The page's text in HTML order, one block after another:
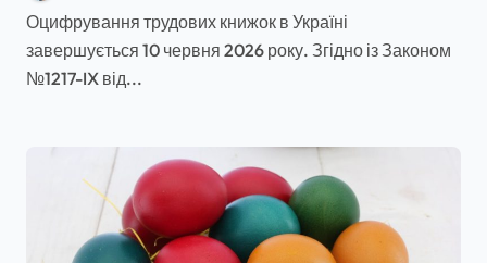
Оцифрування трудових книжок в Україні
завершується 10 червня 2026 року. Згідно із Законом
№1217-IX від...